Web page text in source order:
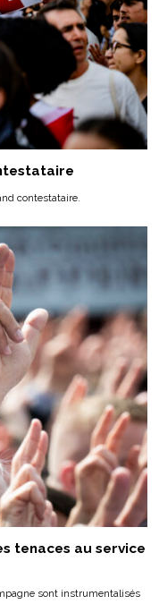
contestataire.
tenaces au service
sont instrumentalisés